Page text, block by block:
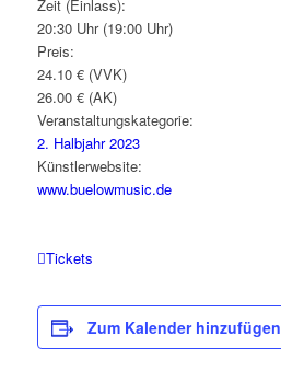
Zeit (Einlass):
20:30 Uhr (19:00 Uhr)
Preis:
24.10 € (VVK)
26.00 € (AK)
Veranstaltungskategorie:
2. Halbjahr 2023
Künstlerwebsite:
www.buelowmusic.de
Tickets
Zum Kalender hinzufügen